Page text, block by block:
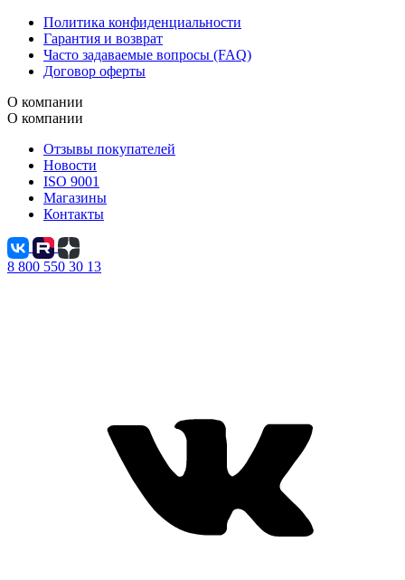
Политика конфиденциальности
Гарантия и возврат
Часто задаваемые вопросы (FAQ)
Договор оферты
О компании
О компании
Отзывы покупателей
Новости
ISO 9001
Магазины
Контакты
8 800 550 30 13